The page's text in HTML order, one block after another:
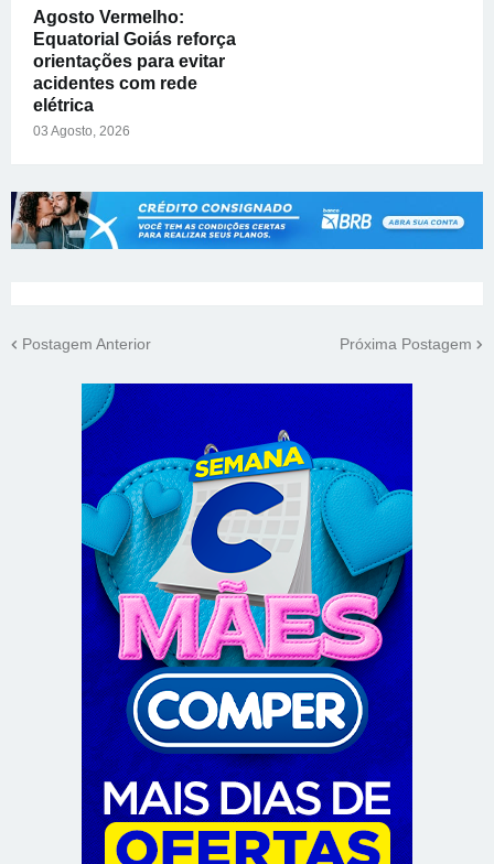
Agosto Vermelho:
Equatorial Goiás reforça
orientações para evitar
acidentes com rede
elétrica
03 Agosto, 2026
Postagem Anterior Próxima Postagem